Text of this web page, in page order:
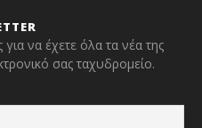
να έχετε όλα τα νέα της
σας ταχυδρομείο.